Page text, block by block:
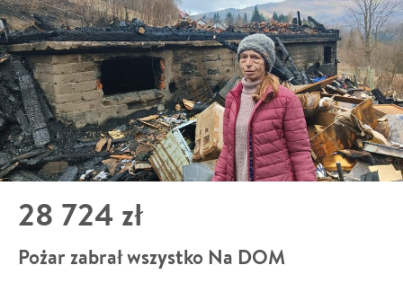
28 724 zł
Pożar zabrał wszystko Na DOM